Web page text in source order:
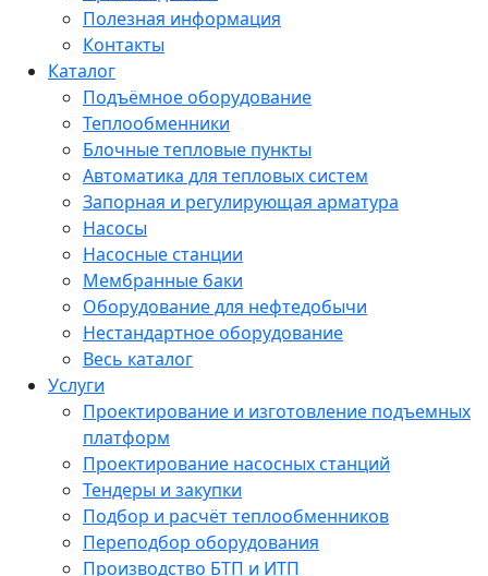
Полезная информация
Контакты
Каталог
Подъёмное оборудование
Теплообменники
Блочные тепловые пункты
Автоматика для тепловых систем
Запорная и регулирующая арматура
Насосы
Насосные станции
Мембранные баки
Оборудование для нефтедобычи
Нестандартное оборудование
Весь каталог
Услуги
Проектирование и изготовление подъемных
платформ
Проектирование насосных станций
Тендеры и закупки
Подбор и расчёт теплообменников
Переподбор оборудования
Производство БТП и ИТП